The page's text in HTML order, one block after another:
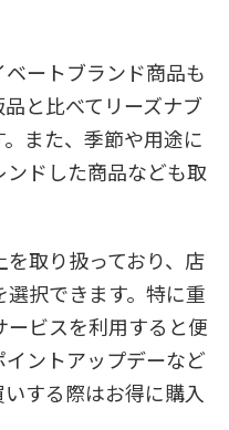
ートブランド商品も
と比べてリーズナブ
また、季節や用途に
ドした商品なども取
取り扱っており、店
択できます。特に重
ビスを利用すると便
ントアップデーなど
する際はお得に購入